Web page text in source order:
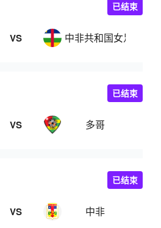
VS 中非共和国女足U17
已结束
VS 多哥
已结束
VS 中非
已结束